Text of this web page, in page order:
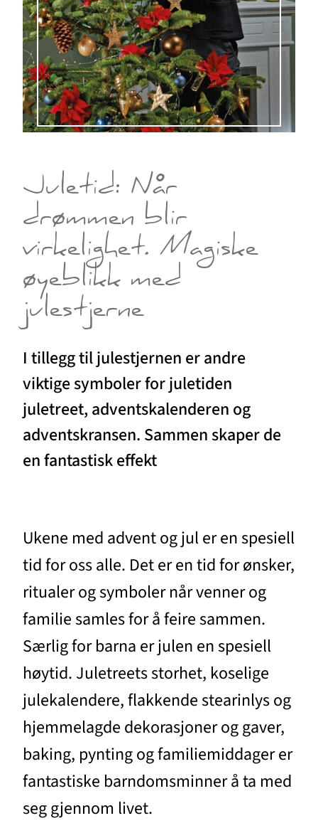
Juletid: Når
drømmen blir
virkelighet. Magiske
øyeblikk med
julestjerne
I tillegg til julestjernen er andre
viktige symboler for juletiden
juletreet, adventskalenderen og
adventskransen. Sammen skaper de
en fantastisk effekt
Ukene med advent og jul er en spesiell
tid for oss alle. Det er en tid for ønsker,
ritualer og symboler når venner og
familie samles for å feire sammen.
Særlig for barna er julen en spesiell
høytid. Juletreets storhet, koselige
julekalendere, flakkende stearinlys og
hjemmelagde dekorasjoner og gaver,
baking, pynting og familiemiddager er
fantastiske barndomsminner å ta med
seg gjennom livet.